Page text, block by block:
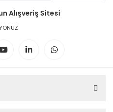
Alışveriş Sitesi